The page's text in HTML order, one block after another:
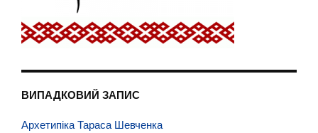
ВИПАДКОВИЙ ЗАПИС
Архетипіка Тараса Шевченка